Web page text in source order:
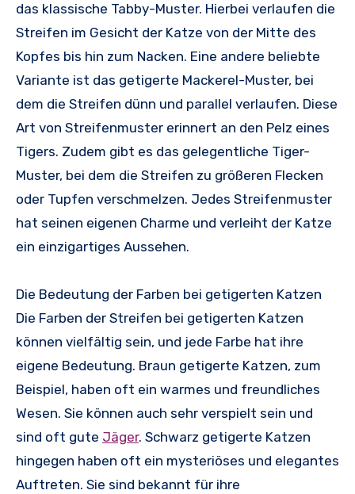
das klassische Tabby-Muster. Hierbei verlaufen die
Streifen im Gesicht der Katze von der Mitte des
Kopfes bis hin zum Nacken. Eine andere beliebte
Variante ist das getigerte Mackerel-Muster, bei
dem die Streifen dünn und parallel verlaufen. Diese
Art von Streifenmuster erinnert an den Pelz eines
Tigers. Zudem gibt es das gelegentliche Tiger-
Muster, bei dem die Streifen zu größeren Flecken
oder Tupfen verschmelzen. Jedes Streifenmuster
hat seinen eigenen Charme und verleiht der Katze
ein einzigartiges Aussehen.
Die Bedeutung der Farben bei getigerten Katzen
Die Farben der Streifen bei getigerten Katzen
können vielfältig sein, und jede Farbe hat ihre
eigene Bedeutung. Braun getigerte Katzen, zum
Beispiel, haben oft ein warmes und freundliches
Wesen. Sie können auch sehr verspielt sein und
sind oft gute Jäger. Schwarz getigerte Katzen
hingegen haben oft ein mysteriöses und elegantes
Auftreten. Sie sind bekannt für ihre